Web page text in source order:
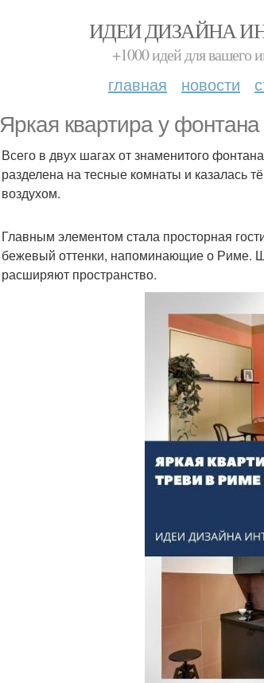
ИДЕИ ДИЗАЙНА
+1000 идей для вашего
главная новости
Яркая квартира у
Всего в двух шагах от знаменитого
разделена на тесные комнаты и казалась
воздухом.
Главным элементом стала просторная
бежевый оттенки, напоминающие о Риме.
расширяют пространство.